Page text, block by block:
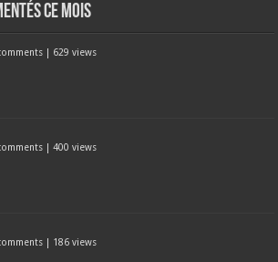
ce mois
| 629 views
|400 views
| 186 views